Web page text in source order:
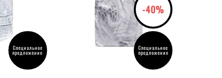
TACTICAL
Специальное
предложение
-40%
Специальное
предложение